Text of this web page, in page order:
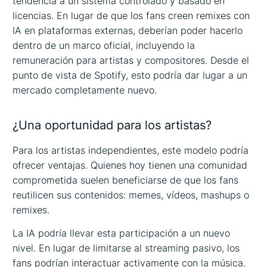
licencias. En lugar de que los fans creen remixes con
IA en plataformas externas, deberían poder hacerlo
dentro de un marco oficial, incluyendo la
remuneración para artistas y compositores. Desde el
punto de vista de Spotify, esto podría dar lugar a un
mercado completamente nuevo.
¿Una oportunidad para los artistas?
Para los artistas independientes, este modelo podría
ofrecer ventajas. Quienes hoy tienen una comunidad
comprometida suelen beneficiarse de que los fans
reutilicen sus contenidos: memes, vídeos, mashups o
remixes.
La IA podría llevar esta participación a un nuevo
nivel. En lugar de limitarse al streaming pasivo, los
fans podrían interactuar activamente con la música.